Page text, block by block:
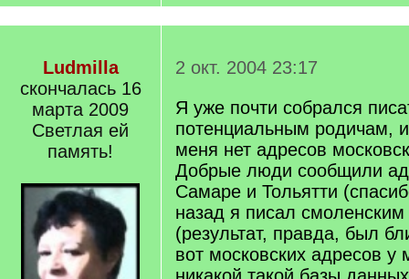
Ludmilla
скончалась 16
марта 2009
Светлая ей
память!
2 окт. 2004 23:17
Я уже почти собрался
потенциальным родичам,
меня нет адресов
Добрые люди сообщили
Самаре и Тольятти
назад я писал
(результат, правда, был
вот московских адресов у